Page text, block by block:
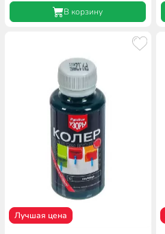
В корзину
Лучшая цена